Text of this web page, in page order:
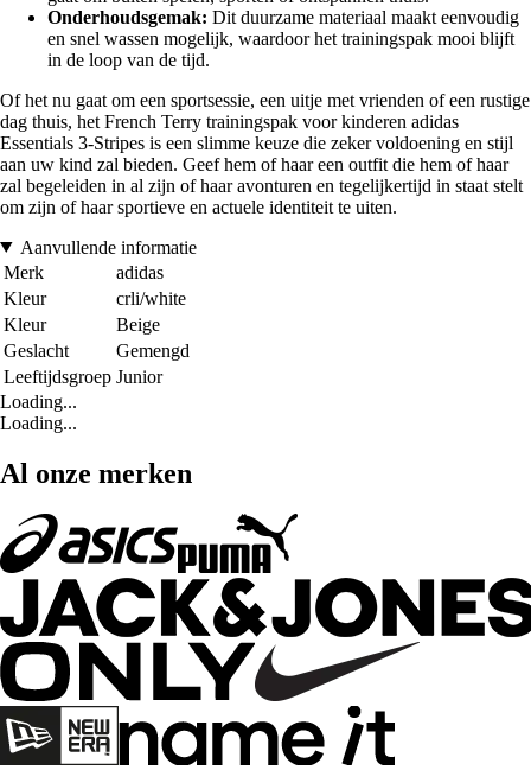
Onderhoudsgemak: Dit duurzame materiaal maakt eenvoudig
en snel wassen mogelijk, waardoor het trainingspak mooi blijft
in de loop van de tijd.
Of het nu gaat om een sportsessie, een uitje met vrienden of een rustige
dag thuis, het French Terry trainingspak voor kinderen adidas
Essentials 3-Stripes is een slimme keuze die zeker voldoening en stijl
aan uw kind zal bieden. Geef hem of haar een outfit die hem of haar
zal begeleiden in al zijn of haar avonturen en tegelijkertijd in staat stelt
om zijn of haar sportieve en actuele identiteit te uiten.
Aanvullende informatie
Merk
adidas
Kleur
crli/white
Kleur
Beige
Geslacht
Gemengd
Leeftijdsgroep Junior
Loading...
Loading...
Al onze merken